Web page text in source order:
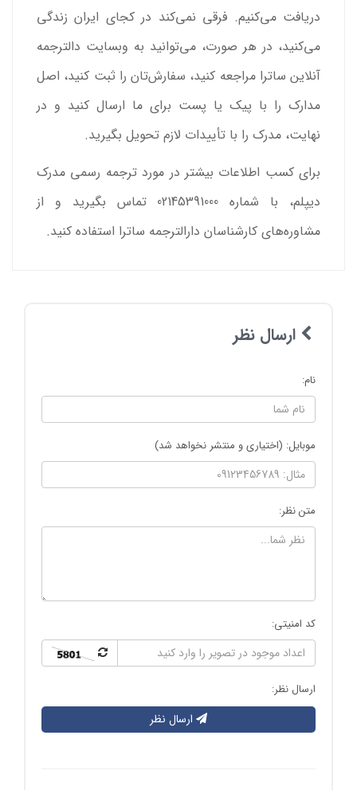
دریافت می‌کنیم. فرقی نمی‌کند در کجای ایران زندگی
می‌کنید، در هر صورت، می‌توانید به وبسایت دالترجمه
آنلاین ساترا مراجعه کنید، سفارش‌تان را ثبت کنید، اصل
مدارک را با پیک یا پست برای‌ ما ارسال کنید و در
نهایت، مدرک را با تأییدات لازم تحویل بگیرید.
برای کسب اطلاعات بیشتر در مورد ترجمه رسمی مدرک
دیپلم، با شماره 02145391000 تماس بگیرید و از
مشاوره‌های کارشناسان دارالترجمه ساترا استفاده کنید.
ارسال نظر
نام:
موبایل: (اختیاری و منتشر نخواهد شد)
متن نظر:
کد امنیتی:
ارسال نظر:
ارسال نظر